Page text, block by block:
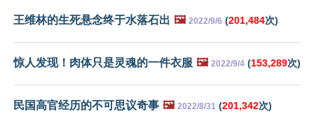
王维林的生死悬念终于水落石出 🖼️ 2022/9/6 (201,484次)
惊人发现！肉体只是灵魂的一件衣服 🖼️ 2022/9/4 (153,289次)
民国高官经历的不可思议奇事 🖼️ 2022/8/31 (201,342次)